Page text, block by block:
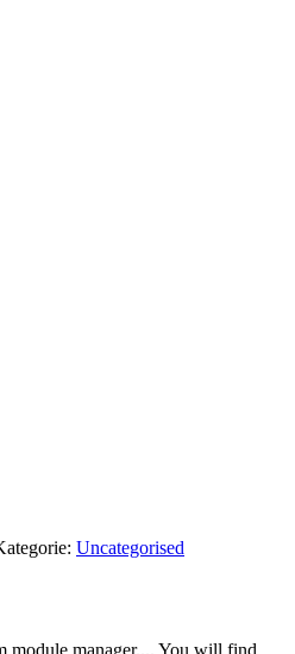
Uncategorised
module manager.... You will find